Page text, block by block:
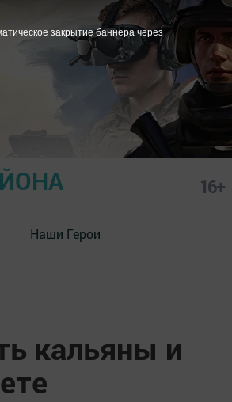
16+
Наши Герои
кальяны и
закрытие баннера через